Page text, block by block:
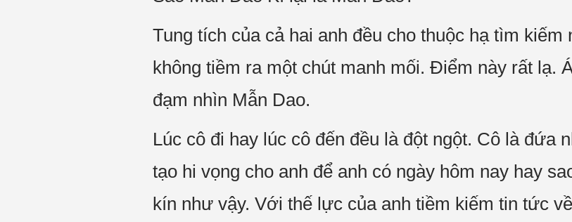
Tung tích của cả hai anh đều cho thuộc hạ tìm
không tiềm ra một chút manh mối. Điểm này rất lạ.
đạm nhìn Mẫn Dao.
Lúc cô đi hay lúc cô đến đều là đột ngột. Cô là đứa
tạo hi vọng cho anh để anh có ngày hôm nay hay
kín như vậy. Với thế lực của anh tiềm kiếm tin tức